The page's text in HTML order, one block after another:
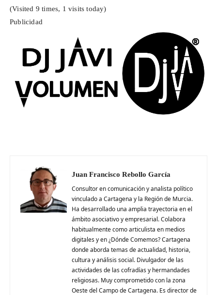
(Visited 9 times, 1 visits today)
Publicidad
Juan Francisco Rebollo García
Consultor en comunicación y analista político
vinculado a Cartagena y la Región de Murcia.
Ha desarrollado una amplia trayectoria en el
ámbito asociativo y empresarial. Colabora
habitualmente como articulista en medios
digitales y en ¿Dónde Comemos? Cartagena
donde aborda temas de actualidad, historia,
cultura y análisis social. Divulgador de las
actividades de las cofradías y hermandades
religiosas. Muy comprometido con la zona
Oeste del Campo de Cartagena. Es director de